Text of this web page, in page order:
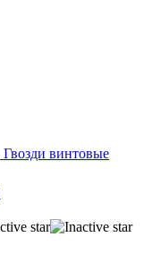
Гвозди винтовые